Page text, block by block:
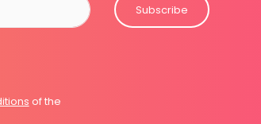
of the
Subscribe